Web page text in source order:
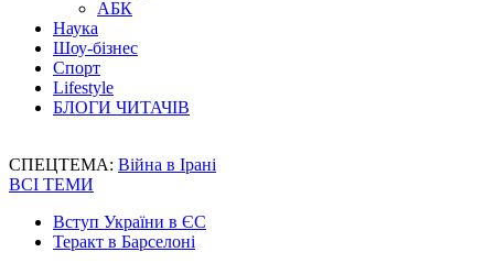
АБК
Наука
Шоу-бізнес
Спорт
Lifestyle
БЛОГИ ЧИТАЧІВ
СПЕЦТЕМА: Війна в Ірані
ВСІ ТЕМИ
Вступ України в ЄС
Теракт в Барселоні